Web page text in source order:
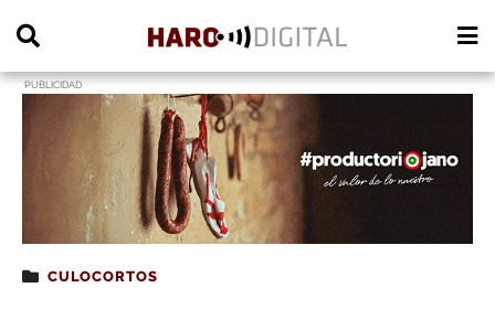
PUBLICIDAD
CULOCORTOS